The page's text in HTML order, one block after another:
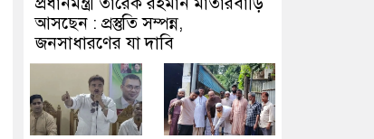
আসছেন : প্রস্তুতি সম্পন্ন,
জনসাধারণের যা দাবি